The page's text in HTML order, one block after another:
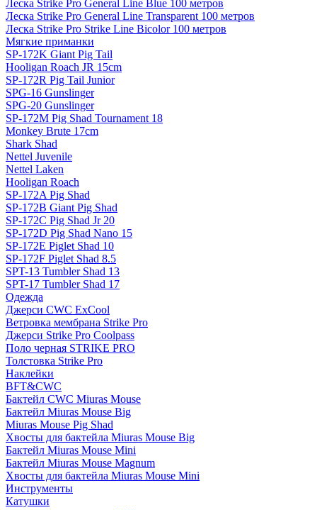
Леска Strike Pro General Line Blue 100 метров
Леска Strike Pro General Line Transparent 100 метров
Леска Strike Pro Strike Line Bicolor 100 метров
Мягкие приманки
SP-172K Giant Pig Tail
Hooligan Roach JR 15cm
SP-172R Pig Tail Junior
SPG-16 Gunslinger
SPG-20 Gunslinger
SP-172M Pig Shad Tournament 18
Monkey Brute 17cm
Shark Shad
Nettel Juvenile
Nettel Laken
Hooligan Roach
SP-172A Pig Shad
SP-172B Giant Pig Shad
SP-172C Pig Shad Jr 20
SP-172D Pig Shad Nano 15
SP-172E Piglet Shad 10
SP-172F Piglet Shad 8.5
SPT-13 Tumbler Shad 13
SPT-17 Tumbler Shad 17
Одежда
Джерси CWC ExCool
Ветровка мембрана Strike Pro
Джерси Strike Pro Coolpass
Поло черная STRIKE PRO
Толстовка Strike Pro
Наклейки
BFT&CWC
Бактейл CWC Miuras Mouse
Бактейл Miuras Mouse Big
Miuras Mouse Pig Shad
Хвосты для бактейла Miuras Mouse Big
Бактейл Miuras Mouse Mini
Бактейл Miuras Mouse Magnum
Хвосты для бактейла Miuras Mouse Mini
Инструменты
Катушки